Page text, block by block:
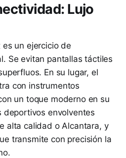
Lujo
es un ejercicio de
Se evitan pantallas táctiles
En su lugar, el
con instrumentos
un toque moderno en su
deportivos envolventes
alta calidad o Alcantara, y
transmite con precisión la